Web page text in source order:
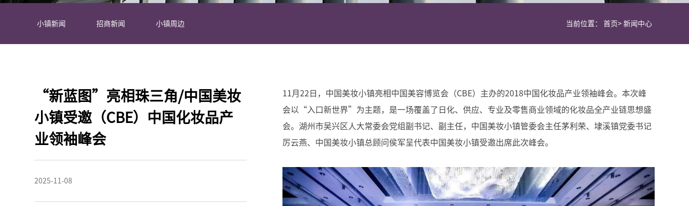
小镇新闻 招商新闻 小镇周边 当前位置： 首页> 新闻中心
“新蓝图”亮相珠三角/中国美妆
小镇受邀（CBE）中国化妆品产
业领袖峰会
2025-11-08
11月22日，中国美妆小镇亮相中国美容博览会（CBE）主办的2018中国化妆品产业领袖峰会。本次峰
会以“入口新世界”为主题，是一场覆盖了日化、供应、专业及零售商业领域的化妆品全产业链思想盛
会。湖州市吴兴区人大常委会党组副书记、副主任，中国美妆小镇管委会主任茅利荣、埭溪镇党委书记
厉云燕、中国美妆小镇总顾问侯军呈代表中国美妆小镇受邀出席此次峰会。